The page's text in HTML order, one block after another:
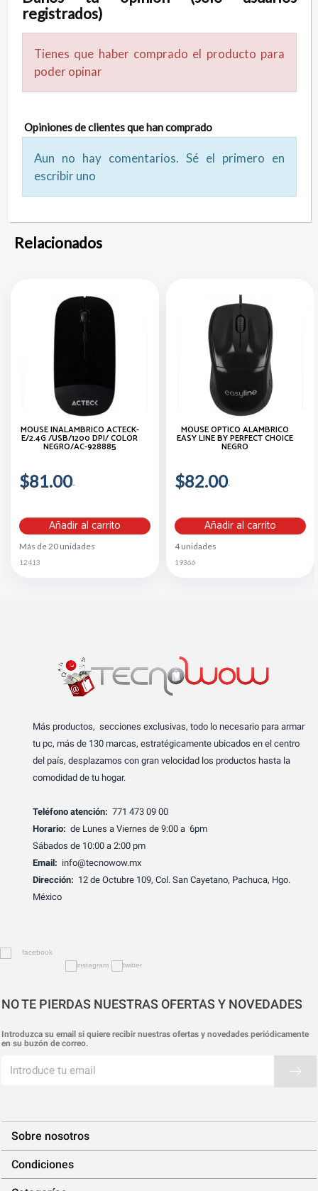
registrados)
Tienes que haber comprado el producto para
poder opinar
Opiniones de clientes que han comprado
Aun no hay comentarios. Sé el primero en
escribir uno
Relacionados
MOUSE INALAMBRICO ACTECK-
E/2.4G /USB/1200 DPI/ COLOR
NEGRO/AC-928885
$81.00
Añadir al carrito
Más de 20 unidades
12413
MOUSE ÓPTICO ALÁMBRICO
EASY LINE BY PERFECT CHOICE
NEGRO
$82.00
Añadir al carrito
4 unidades
19366
Más productos, secciones exclusivas, todo lo necesario para armar
tu pc, más de 130 marcas, estratégicamente ubicados en el centro
del país, desplazamos con gran velocidad los productos hasta la
comodidad de tu hogar.
Teléfono atención: 771 473 09 00
Horario: de Lunes a Viernes de 9:00 a 6pm
Sábados de 10:00 a 2:00 pm
Email: info@tecnowow.mx
Dirección: 12 de Octubre 109, Col. San Cayetano, Pachuca, Hgo.
México
NO TE PIERDAS NUESTRAS OFERTAS Y NOVEDADES
Introduzca su email si quiere recibir nuestras ofertas y novedades periódicamente
en su buzón de correo.
Sobre nosotros
Condiciones